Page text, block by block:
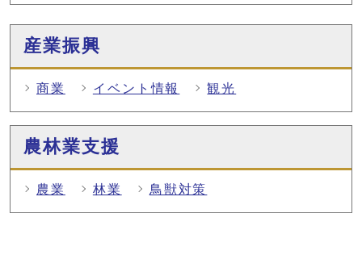
産業振興
商業 イベント情報 観光
農林業支援
農業 林業 鳥獣対策